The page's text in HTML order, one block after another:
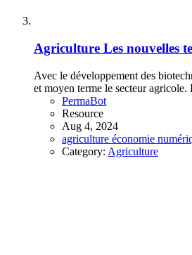
Agriculture Les nouvelles
Avec le développement des
et moyen terme le secteur
PermaBot
Resource
Aug 4, 2024
agriculture économie
Category: Agriculture